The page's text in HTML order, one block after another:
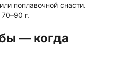
поплавочной снасти.
г.
— когда